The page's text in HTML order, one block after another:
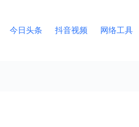
今日头条 抖音视频 网络工具